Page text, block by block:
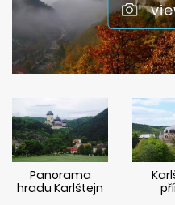
Panorama
hradu Karlštejn